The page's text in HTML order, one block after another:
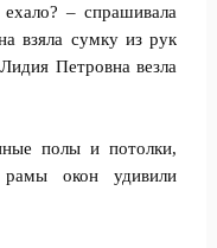
– спрашивала
взяла сумку из рук
Петровна везла
полы и потолки,
окон удивили